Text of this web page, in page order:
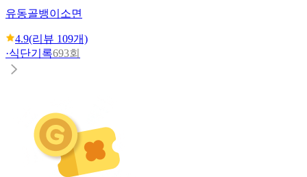
유동골뱅이소면
4.9(리뷰 109개)
·식단기록693회